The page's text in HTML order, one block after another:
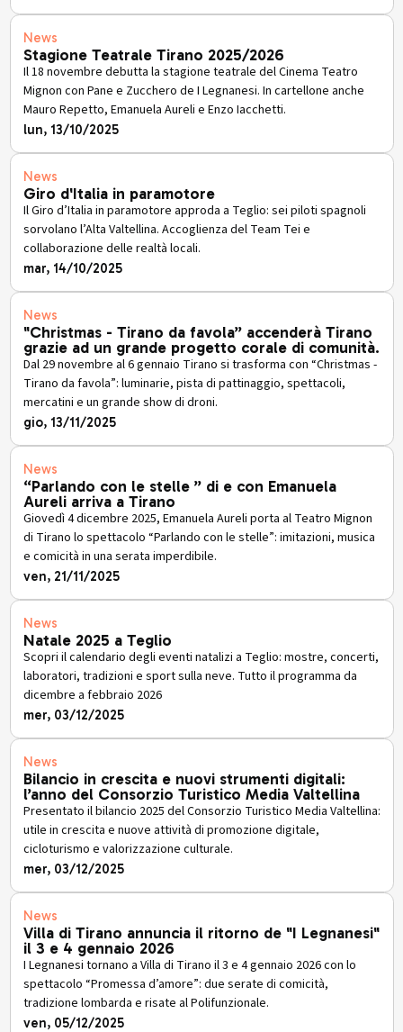
News
Stagione Teatrale Tirano 2025/2026
Il 18 novembre debutta la stagione teatrale del Cinema Teatro
Mignon con Pane e Zucchero de I Legnanesi. In cartellone anche
Mauro Repetto, Emanuela Aureli e Enzo Iacchetti.
lun, 13/10/2025
News
Giro d'Italia in paramotore
Il Giro d’Italia in paramotore approda a Teglio: sei piloti spagnoli
sorvolano l’Alta Valtellina. Accoglienza del Team Tei e
collaborazione delle realtà locali.
mar, 14/10/2025
News
"Christmas - Tirano da favola” accenderà Tirano
grazie ad un grande progetto corale di comunità.
Dal 29 novembre al 6 gennaio Tirano si trasforma con “Christmas -
Tirano da favola”: luminarie, pista di pattinaggio, spettacoli,
mercatini e un grande show di droni.
gio, 13/11/2025
News
“Parlando con le stelle ” di e con Emanuela
Aureli arriva a Tirano
Giovedì 4 dicembre 2025, Emanuela Aureli porta al Teatro Mignon
di Tirano lo spettacolo “Parlando con le stelle”: imitazioni, musica
e comicità in una serata imperdibile.
ven, 21/11/2025
News
Natale 2025 a Teglio
Scopri il calendario degli eventi natalizi a Teglio: mostre, concerti,
laboratori, tradizioni e sport sulla neve. Tutto il programma da
dicembre a febbraio 2026
mer, 03/12/2025
News
Bilancio in crescita e nuovi strumenti digitali:
l’anno del Consorzio Turistico Media Valtellina
Presentato il bilancio 2025 del Consorzio Turistico Media Valtellina:
utile in crescita e nuove attività di promozione digitale,
cicloturismo e valorizzazione culturale.
mer, 03/12/2025
News
Villa di Tirano annuncia il ritorno de "I Legnanesi"
il 3 e 4 gennaio 2026
I Legnanesi tornano a Villa di Tirano il 3 e 4 gennaio 2026 con lo
spettacolo “Promessa d’amore”: due serate di comicità,
tradizione lombarda e risate al Polifunzionale.
ven, 05/12/2025